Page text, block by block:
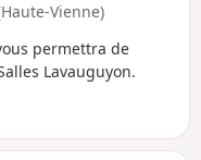
Vienne)
permettra de
Lavauguyon.